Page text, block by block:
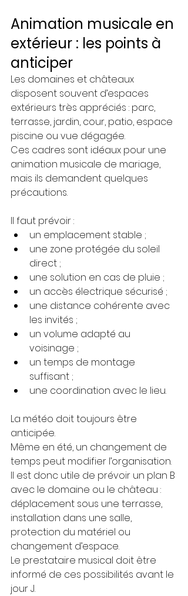
Animation musicale en
extérieur : les points à
anticiper
Les domaines et châteaux
disposent souvent d’espaces
extérieurs très appréciés : parc,
terrasse, jardin, cour, patio, espace
piscine ou vue dégagée.
Ces cadres sont idéaux pour une
animation musicale de mariage,
mais ils demandent quelques
précautions.
Il faut prévoir :
un emplacement stable ;
une zone protégée du soleil
direct ;
une solution en cas de pluie ;
un accès électrique sécurisé ;
une distance cohérente avec
les invités ;
un volume adapté au
voisinage ;
un temps de montage
suffisant ;
une coordination avec le lieu.
La météo doit toujours être
anticipée.
Même en été, un changement de
temps peut modifier l’organisation.
Il est donc utile de prévoir un plan B
avec le domaine ou le château :
déplacement sous une terrasse,
installation dans une salle,
protection du matériel ou
changement d’espace.
Le prestataire musical doit être
informé de ces possibilités avant le
jour J.